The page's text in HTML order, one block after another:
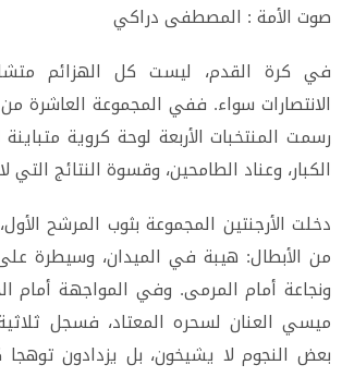
صوت الأمة : المصطفى دراكي
في كرة القدم، ليست كل الهزائم
رسمت المنتخبات الأربعة لوحة كروية متباينة
الكبار، وعناد الطامحين، وقسوة النتائج التي
دخلت الأرجنتين المجموعة بثوب المرشح
من الأبطال: هيبة في الميدان، وسيطرة على
ونجاعة أمام المرمى. وفي المواجهة أمام
ميسي العنان لسحره المعتاد، فسجل
بعض النجوم لا يشيخون، بل يزدادون